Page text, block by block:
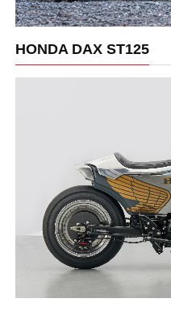
HONDA DAX ST125